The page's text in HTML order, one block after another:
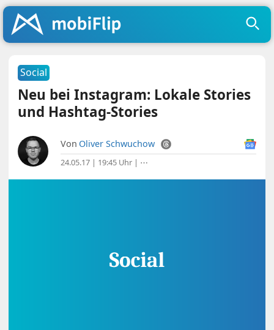
Social
Neu bei Instagram: Lokale Stories
und Hashtag-Stories
Von Oliver Schwuchow
24.05.17 | 19:45 Uhr | ⋯